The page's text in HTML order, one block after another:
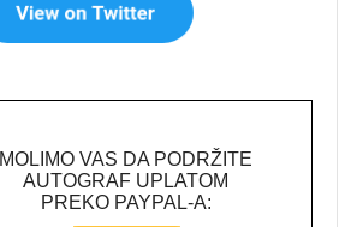
MOLIMO VAS DA PODRŽITE
AUTOGRAF UPLATOM
PREKO PAYPAL-A: